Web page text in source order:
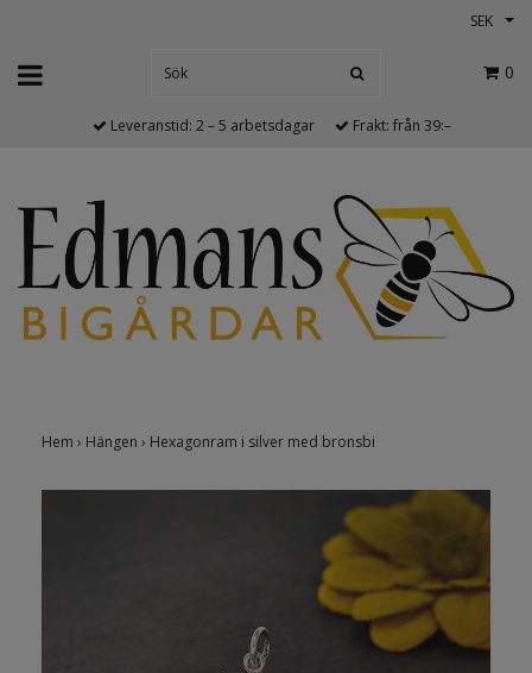
SEK
0
Leveranstid: 2 – 5 arbetsdagar Frakt: från 39:–
Hem › Hängen › Hexagonram i silver med bronsbi